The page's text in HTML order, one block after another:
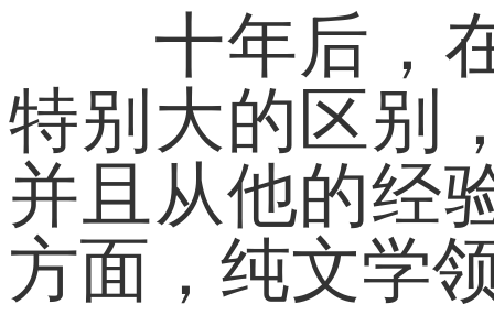
十年后，在
特别大的区别
并且从他的经
方面，纯文学